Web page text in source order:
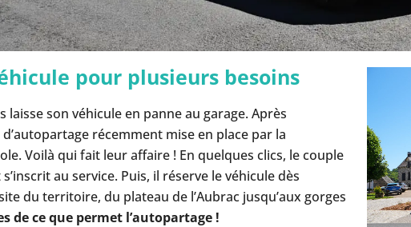
pour plusieurs besoins
son véhicule en panne au garage. Après
récemment mise en place par la
Voilà qui fait leur affaire ! En quelques clics, le couple
au service. Puis, il réserve le véhicule dès
du territoire, du plateau de l’Aubrac jusqu’aux gorges
de ce que permet l’autopartage !